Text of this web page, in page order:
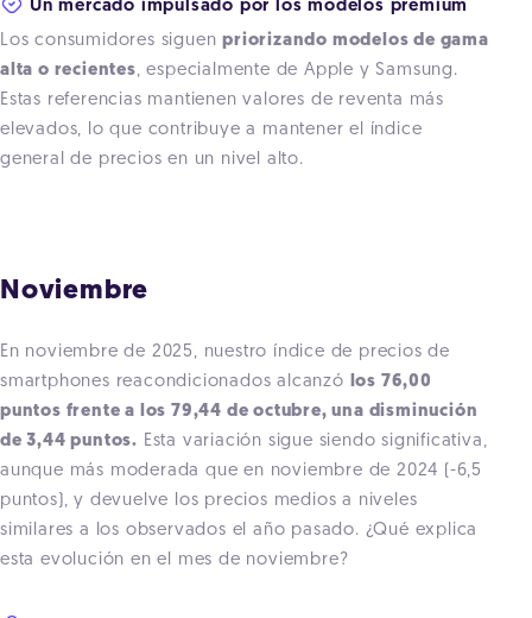
Un mercado impulsado por los modelos premium
Los consumidores siguenpriorizando modelos de gama
alta o recientes, especialmente de Apple y Samsung.
Estas referencias mantienen valores de reventa más
elevados, lo que contribuye a mantener el índice
general de precios en un nivel alto.
Noviembre
En noviembre de 2025, nuestro índice de precios de
smartphones reacondicionados alcanzó los 76,00
puntos frente a los 79,44 de octubre, una disminución
de 3,44 puntos. Esta variación sigue siendo significativa,
aunque más moderada que en noviembre de 2024 (-6,5
puntos), y devuelve los precios medios a niveles
similares a los observados el año pasado. ¿Qué explica
esta evolución en el mes de noviembre?